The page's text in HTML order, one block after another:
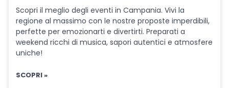
Scopri il meglio degli eventi in Campania. Vivi la
regione al massimo con le nostre proposte imperdibili,
perfette per emozionarti e divertirti. Preparati a
weekend ricchi di musica, sapori autentici e atmosfere
uniche!
SCOPRI »